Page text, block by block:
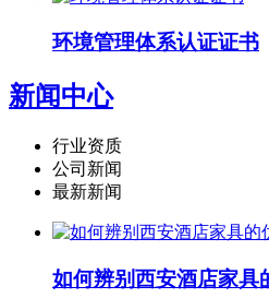
环境管理体系认证证书
新闻中心
行业资质
公司新闻
最新新闻
如何辨别西安酒店家具